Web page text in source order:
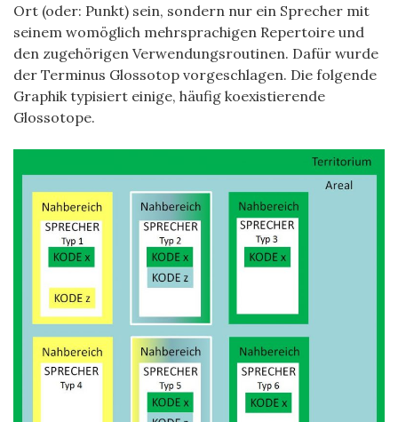
Ort (oder: Punkt) sein, sondern nur ein Sprecher mit
seinem womöglich mehrsprachigen Repertoire und
den zugehörigen Verwendungsroutinen. Dafür wurde
der Terminus Glossotop vorgeschlagen. Die folgende
Graphik typisiert einige, häufig koexistierende
Glossotope.